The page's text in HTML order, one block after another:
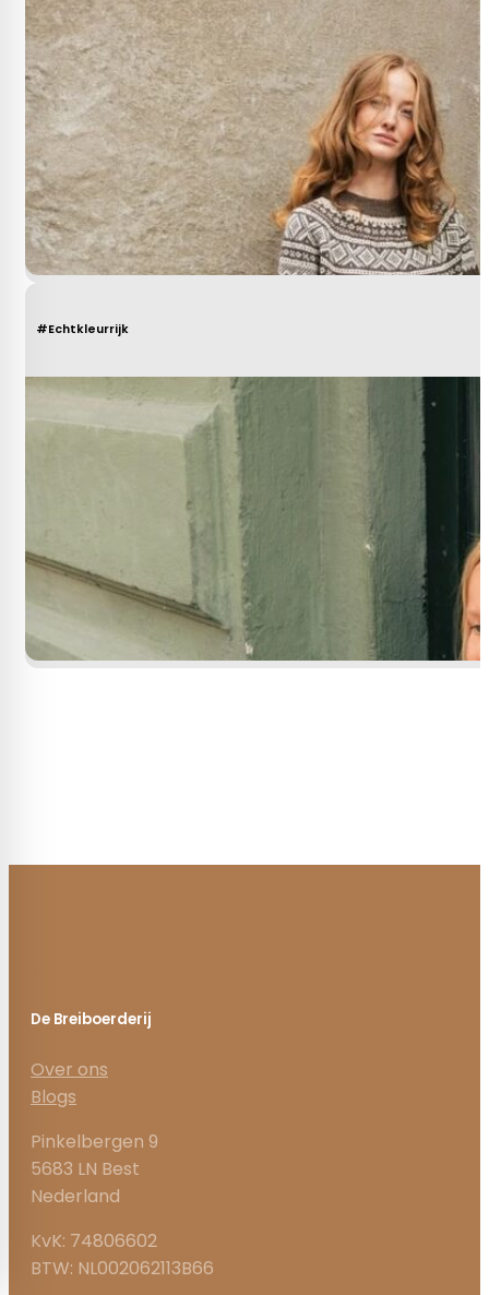
#Echtkleurrijk
De Breiboerderij
Over ons
Blogs
Pinkelbergen 9
5683 LN Best
Nederland
KvK: 74806602
BTW: NL002062113B66